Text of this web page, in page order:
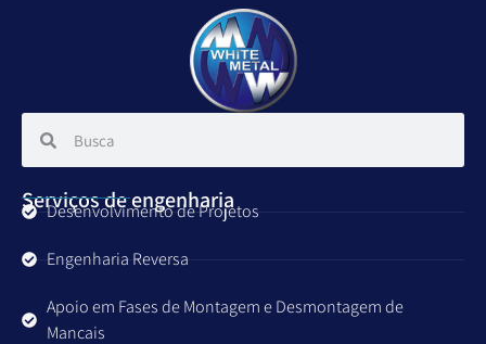
Serviços de engenharia
Desenvolvimento de Projetos
Engenharia Reversa
Apoio em Fases de Montagem e Desmontagem de
Mancais